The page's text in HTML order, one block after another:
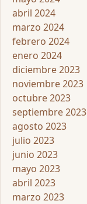
abril 2024
marzo 2024
febrero 2024
enero 2024
diciembre 2023
noviembre 2023
octubre 2023
septiembre 2023
agosto 2023
julio 2023
junio 2023
mayo 2023
abril 2023
marzo 2023